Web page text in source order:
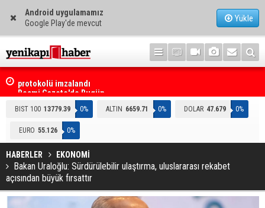
Android uygulamamız
Google Play'de mevcut
Yükle
Resmi Gazete'de Bugün
BIST 100 13779.39 0% ALTIN 6659.71 0% DOLAR 47.679 0%
EURO 55.126 0%
HABERLER EKONOMİ
Bakan Uraloğlu: Sürdürülebilir ulaştırma, uluslararası rekabet
açısından büyük fırsattır